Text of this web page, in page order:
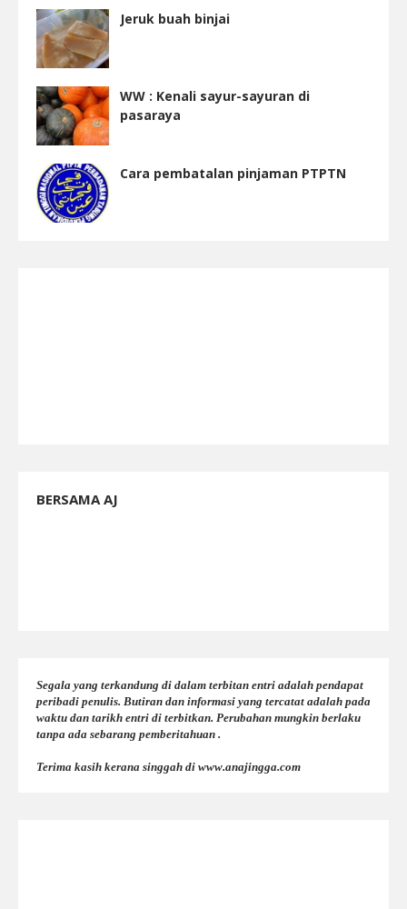
Jeruk buah binjai
WW : Kenali sayur-sayuran di
pasaraya
Cara pembatalan pinjaman PTPTN
BERSAMA AJ
Segala yang terkandung di dalam terbitan entri adalah pendapat
peribadi penulis. Butiran dan informasi yang tercatat adalah pada
waktu dan tarikh entri di terbitkan. Perubahan mungkin berlaku
tanpa ada sebarang pemberitahuan .
Terima kasih kerana singgah di www.anajingga.com